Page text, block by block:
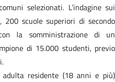
selezionati. L’indagine sui
200 scuole superiori di secondo
la somministrazione di un
di 15.000 studenti, previo
residente (18 anni e più)